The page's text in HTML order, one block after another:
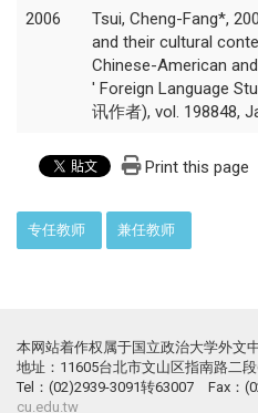
2006
Tsui, Cheng-Fang*,
and their cultural
Chinese-American
' Foreign Language
讯作者), vol. 198848,
Print this page
专任教师 兼任教师
本网站着作权属于国立政治大学外文
地址：11605台北市文山区指南路二
Tel：(02)2939-3091转63007 Fax：
cu.edu.tw